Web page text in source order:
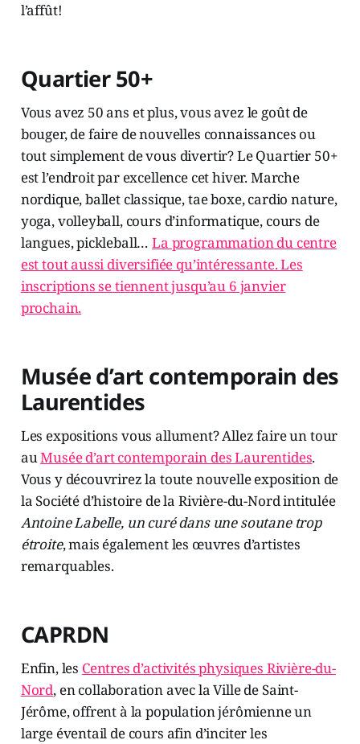
l’affût!
Quartier 50+
Vous avez 50 ans et plus, vous avez le goût de
bouger, de faire de nouvelles connaissances ou
tout simplement de vous divertir? Le Quartier 50+
est l’endroit par excellence cet hiver. Marche
nordique, ballet classique, tae boxe, cardio nature,
yoga, volleyball, cours d’informatique, cours de
langues, pickleball…La programmation du centre
est tout aussi diversifiée qu’intéressante. Les
inscriptions se tiennent jusqu’au 6 janvier
prochain.
Musée d’art contemporain des
Laurentides
Les expositions vous allument? Allez faire un tour
auMusée d’art contemporain des Laurentides.
Vous y découvrirez la toute nouvelle exposition de
la Société d’histoire de la Rivière-du-Nord intitulée
Antoine Labelle, un curé dans une soutane trop
étroite, mais également les œuvres d’artistes
remarquables.
CAPRDN
Enfin, les Centres d’activités physiques Rivière-du-
Nord, en collaboration avec la Ville de Saint-
Jérôme, offrent à la population jérômienne un
large éventail de cours afin d’inciter les